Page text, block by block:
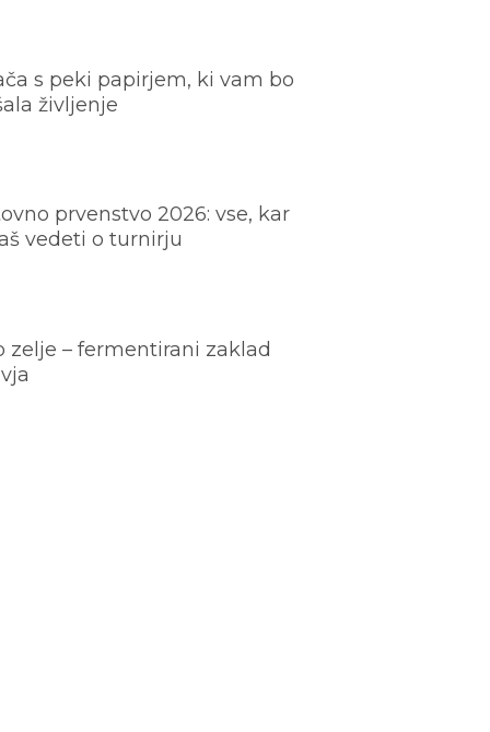
s peki papirjem, ki vam bo
življenje
prvenstvo 2026: vse, kar
vedeti o turnirju
zelje – fermentirani zaklad